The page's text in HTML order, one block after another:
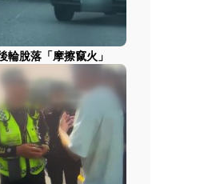
輪脫落「摩擦竄火」